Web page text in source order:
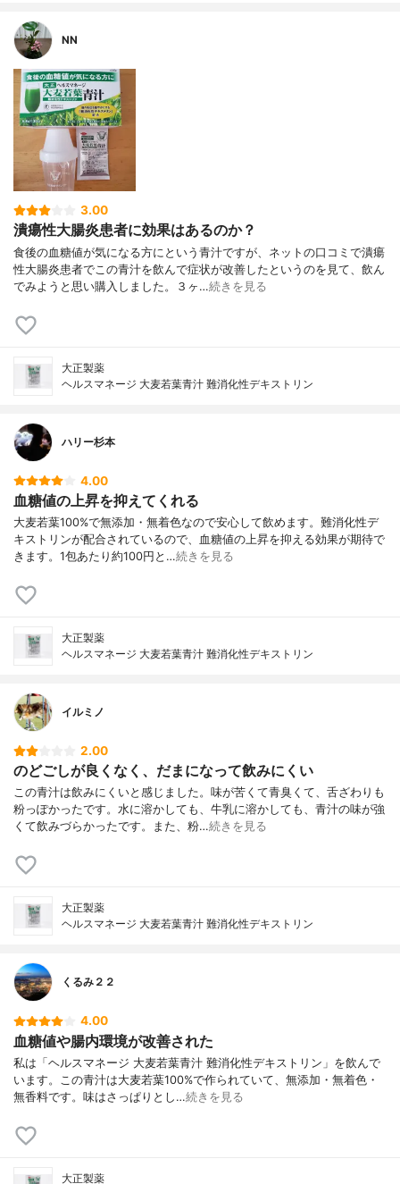
NN
3.00
潰瘍性大腸炎患者に効果はあるのか？
食後の血糖値が気になる方にという青汁ですが、ネットの口コミで潰瘍
性大腸炎患者でこの青汁を飲んで症状が改善したというのを見て、飲ん
でみようと思い購入しました。３ヶ…続きを見る
大正製薬
ヘルスマネージ 大麦若葉青汁 難消化性デキストリン
ハリー杉本
4.00
血糖値の上昇を抑えてくれる
大麦若葉100%で無添加・無着色なので安心して飲めます。難消化性デ
キストリンが配合されているので、血糖値の上昇を抑える効果が期待で
きます。1包あたり約100円と…続きを見る
大正製薬
ヘルスマネージ 大麦若葉青汁 難消化性デキストリン
イルミノ
2.00
のどごしが良くなく、だまになって飲みにくい
この青汁は飲みにくいと感じました。味が苦くて青臭くて、舌ざわりも
粉っぽかったです。水に溶かしても、牛乳に溶かしても、青汁の味が強
くて飲みづらかったです。また、粉…続きを見る
大正製薬
ヘルスマネージ 大麦若葉青汁 難消化性デキストリン
くるみ２２
4.00
血糖値や腸内環境が改善された
私は「ヘルスマネージ 大麦若葉青汁 難消化性デキストリン」を飲んで
います。この青汁は大麦若葉100%で作られていて、無添加・無着色・
無香料です。味はさっぱりとし…続きを見る
大正製薬